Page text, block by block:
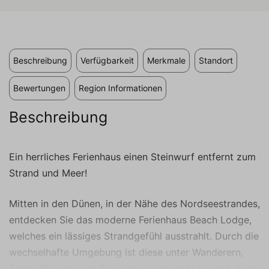
wertvoller.
Beschreibung Verfügbarkeit Merkmale Standort
Bewertungen Region Informationen
Beschreibung
Ein herrliches Ferienhaus einen Steinwurf entfernt zum
Strand und Meer!
Mitten in den Dünen, in der Nähe des Nordseestrandes,
entdecken Sie das moderne Ferienhaus Beach Lodge,
welches ein lässiges Strandgefühl ausstrahlt. Durch die
wechselhafte Umgebung ist diese unter Wanderern,